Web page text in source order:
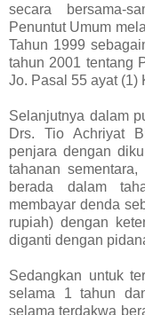
secara bersama-
Penuntut Umum
Tahun 1999
tahun 2001 tentang
Jo. Pasal 55 ayat (1)
Selanjutnya dalam
Drs. Tio Achriyat
penjara dengan
tahanan
berada dalam
membayar denda
rupiah) dengan
diganti dengan
Sedangkan untuk
selama 1 tahun
selama terdakwa